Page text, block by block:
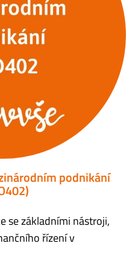
podnikání
se základními nástroji,
řízení v